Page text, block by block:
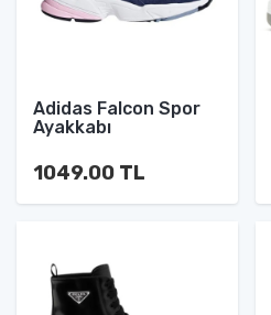
Adidas Falcon Spor
Ayakkabı
1049.00 TL